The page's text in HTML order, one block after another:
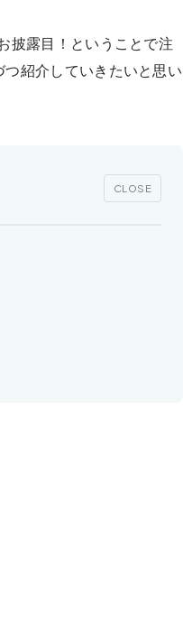
披露目！ということで注
紹介していきたいと思い
CLOSE